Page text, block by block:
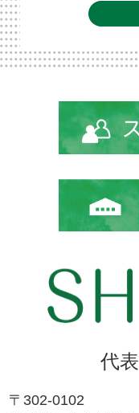
代表
〒302-0102